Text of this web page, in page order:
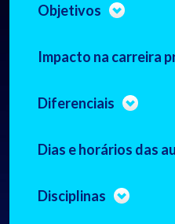
Objetivos
Impacto na carreira
Diferenciais
Dias e horários das
Disciplinas